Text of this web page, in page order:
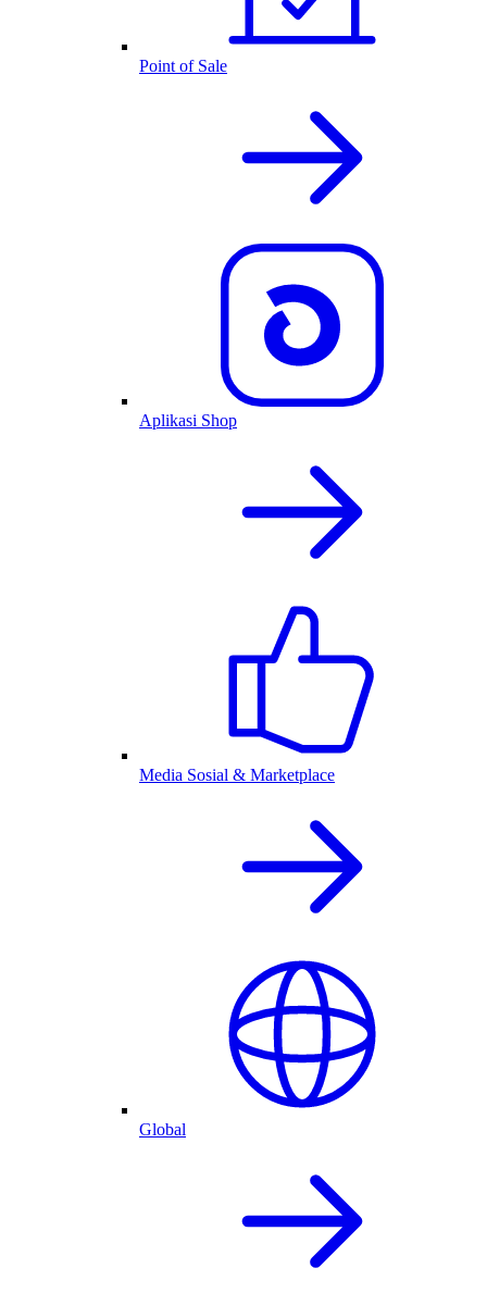
Point of Sale
Aplikasi Shop
Media Sosial & Marketplace
Global